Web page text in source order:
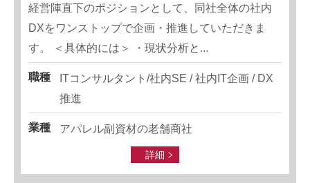
経営陣直下のポジションとして、同社全体の社内
DXをワンストップで企画・推進していただきま
す。 ＜具体的には＞ ・現状分析と...
職種
ITコンサルタント/社内SE / 社内IT企画 / DX
推進
業種 アパレル副資材の老舗商社
詳細